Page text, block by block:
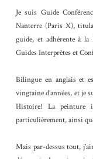
Je suis Guide
Nanterre (Paris X),
guide, et adhérente à la
Guides Interprètes et
Bilingue en anglais et
vingtaine d’années, et je
Histoire! La peinture
particulièrement, ainsi
Mais par-dessus tout,